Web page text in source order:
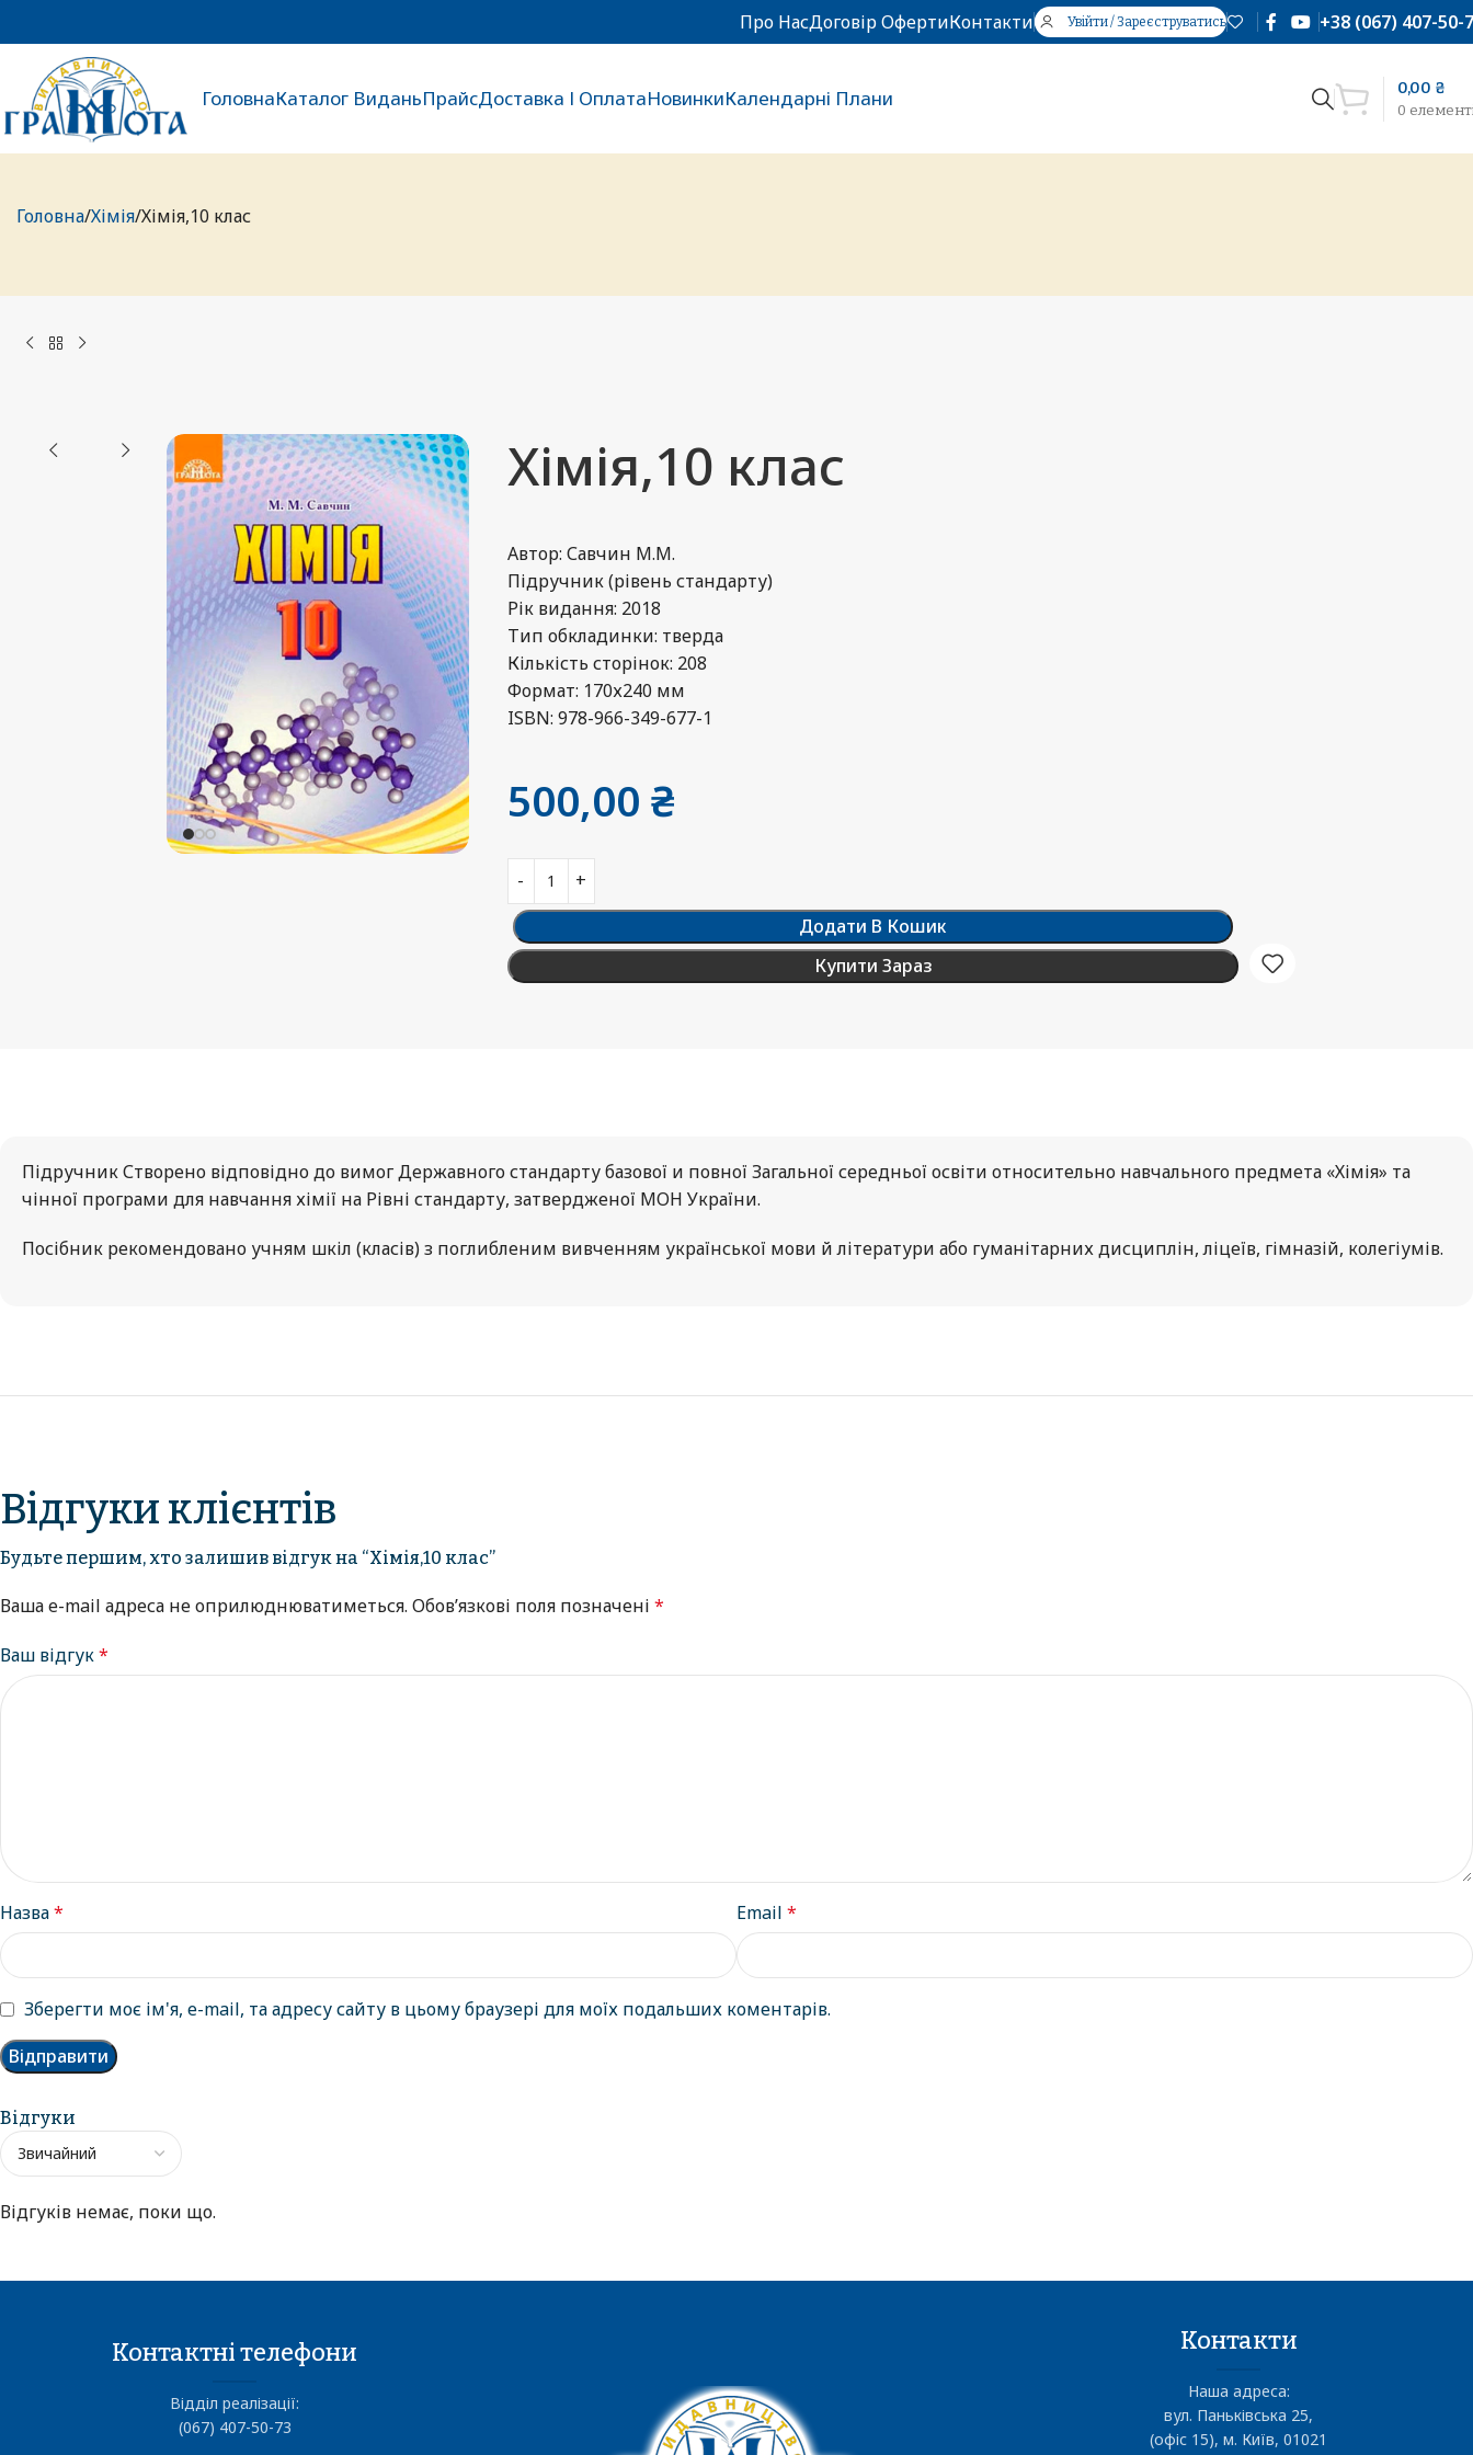
Про НасДоговір ОфертиКонтакти Увійти / Зареєструватись +38 (067) 407-50-
ГоловнаКаталог ВиданьПрайсДоставка І ОплатаНовинкиКалендарні Плани 0
0,00 ₴
Головна Хімія Хімія,10 клас
Хімія,10 клас
Автор: Савчин М.М.
Підручник (рівень стандарту)
Рік видання: 2018
Тип обкладинки: тверда
Кількість сторінок: 208
Формат: 170х240 мм
ISBN: 978-966-349-677-1
500,00 ₴
Додати В Кошик
Купити Зараз
Підручник Створено відповідно до вимог Державного стандарту базової и повної Загальної середньої освіти относительно навчального предмета «Хімія» та
чінної програми для навчання хімії на Рівні стандарту, затвердженої МОН України.
Посібник рекомендовано учням шкіл (класів) з поглибленим вивченням української мови й літератури або гуманітарних дисциплін, ліцеїв, гімназій, колегіумів.
Відгуки клієнтів
Відгуки
Відгуків немає, поки що.
Будьте першим, хто залишив відгук на “Хімія,10 клас”
Ваша e-mail адреса не оприлюднюватиметься. Обов’язкові поля позначені *
Ваш відгук*
Назва* Email *
Зберегти моє ім'я, e-mail, та адресу сайту в цьому браузері для моїх подальших коментарів.
Контактні телефони
Відділ реалізації:
(067) 407-50-73
Контакти
Наша адреса:
вул. Паньківська 25,
(офіс 15), м. Київ, 01021